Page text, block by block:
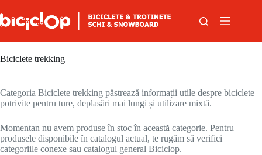
Biciclete trekking
Categoria Biciclete trekking păstrează informații utile despre biciclete
potrivite pentru ture, deplasări mai lungi și utilizare mixtă.
Momentan nu avem produse în stoc în această categorie. Pentru
produsele disponibile în catalogul actual, te rugăm să verifici
categoriile conexe sau catalogul general Biciclop.